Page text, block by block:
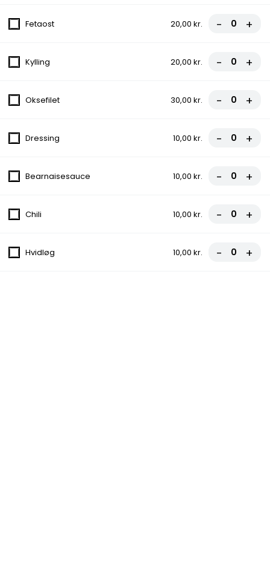
12. Florida Pizza
Bacon, Ananas
fra
13. Mamma Mia Pizza
Bacon, Løg
14. India Pizza
Karry
15. Vegetar Pizza
Fetaost 20,00 kr. - +
Kylling 20,00 kr. - +
Oksefilet 30,00 kr. - +
Dressing 10,00 kr. - +
Bearnaisesauce 10,00 kr. - +
Chili 10,00 kr. - +
Hvidløg 10,00 kr. - +